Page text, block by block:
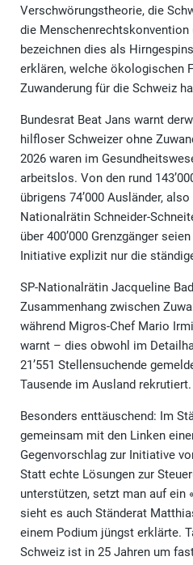
Verschwörungstheorie, die
die Menschenrechtskonvention
bezeichnen dies als
erklären, welche ökologischen
Zuwanderung für die Schweiz
Bundesrat Beat Jans warnt
hilfloser Schweizer ohne
2026 waren im
arbeitslos. Von den rund
übrigens 74’000 Ausländer,
Nationalrätin Schneider-
über 400’000 Grenzgänger
Initiative explizit nur die
SP-Nationalrätin Jacqueline
Zusammenhang zwischen
während Migros-Chef Mario
warnt – dies obwohl im
21’551 Stellensuchende
Tausende im Ausland rekrutiert.
Besonders enttäuschend: Im
gemeinsam mit den Linken
Gegenvorschlag zur Initiative
Statt echte Lösungen zur
unterstützen, setzt man auf ein
sieht es auch Ständerat
einem Podium jüngst erklärte.
Schweiz ist in 25 Jahren um